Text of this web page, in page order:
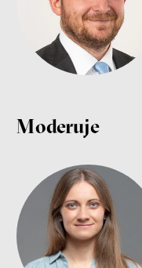
Moderuje